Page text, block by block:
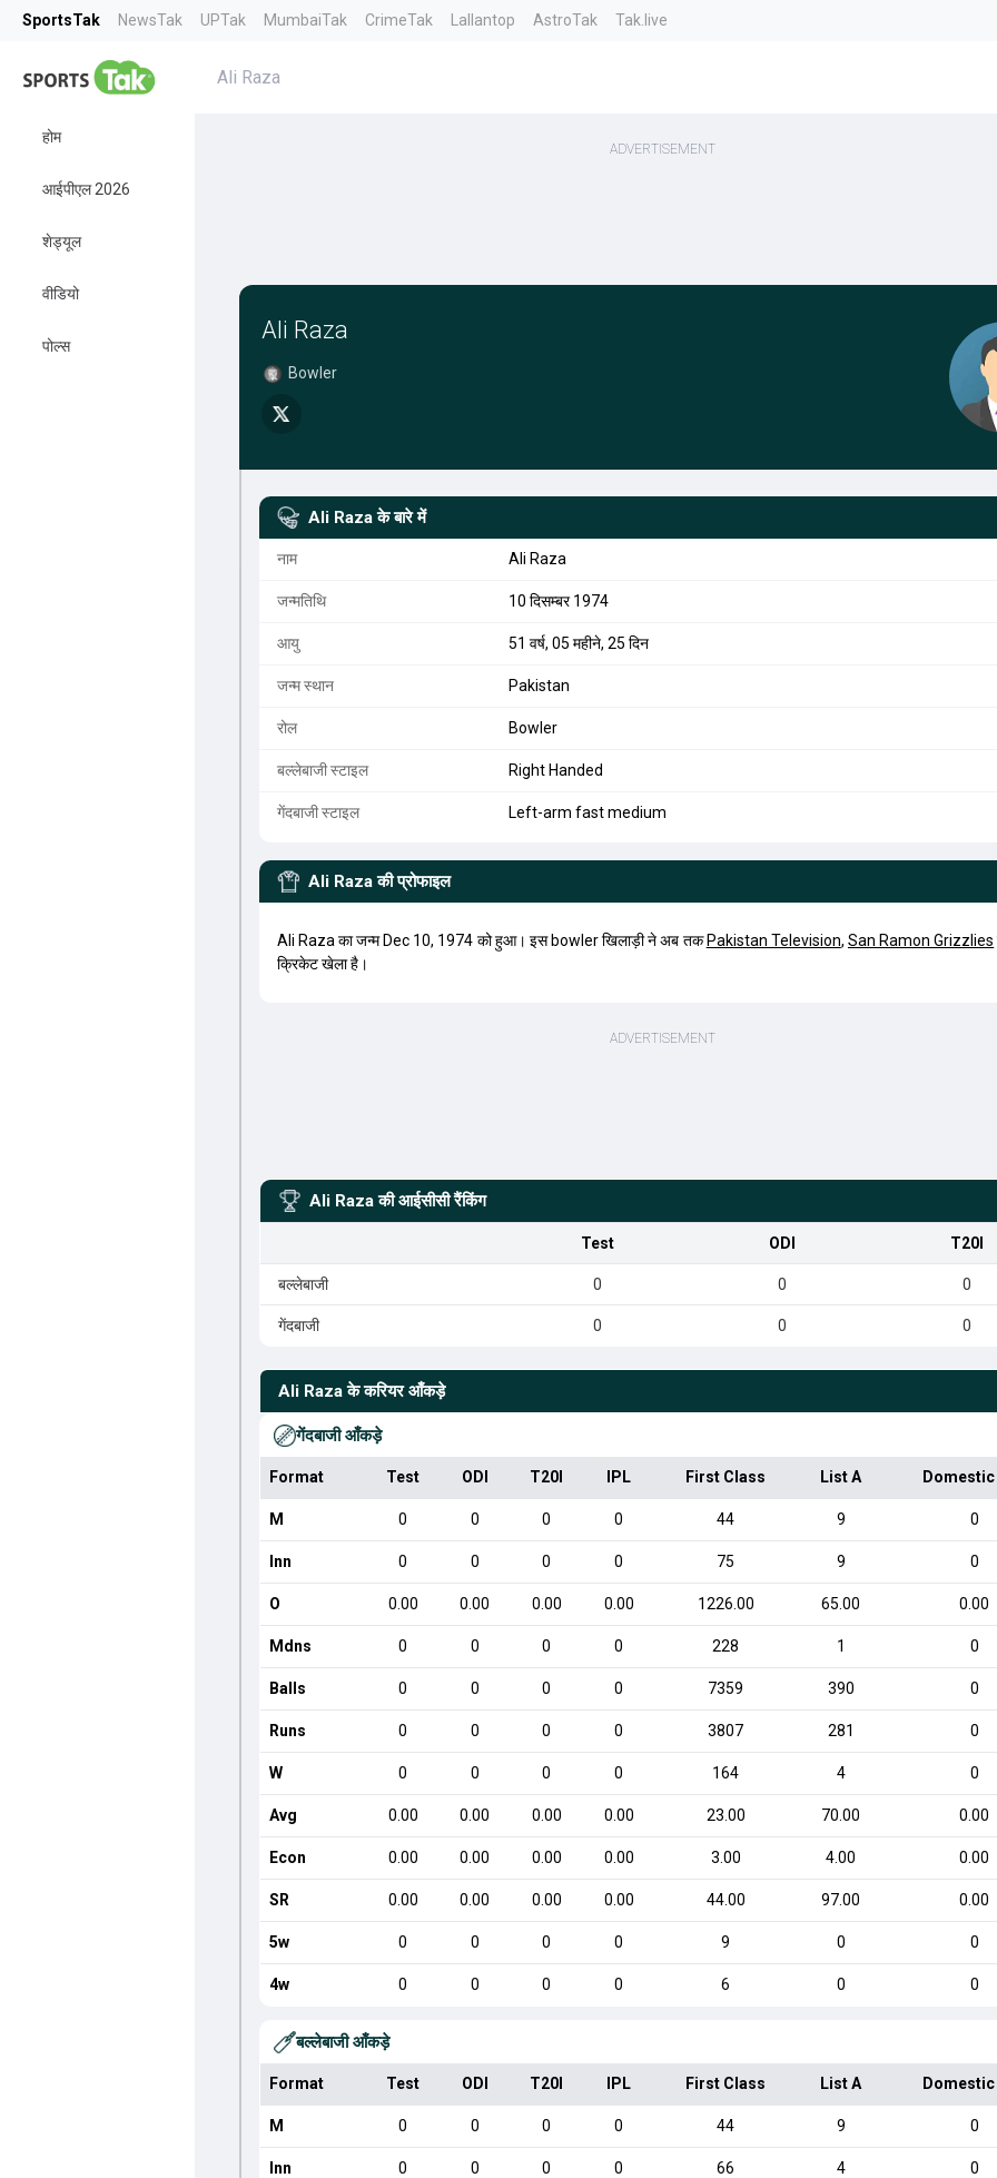
SportsTak NewsTak UPTak MumbaiTak CrimeTak Lallantop AstroTak Tak.live
होम
आईपीएल 2026
शेड्यूल
वीडियो
पोल्स
Ali Raza
Ali Raza
Bowler
Ali Raza के बारे में
नाम Ali Raza
जन्मतिथि 10 दिसम्बर 1974
आयु 51 वर्ष, 05 महीने, 25 दिन
जन्म स्थान Pakistan
रोल Bowler
बल्लेबाजी स्टाइल Right Handed
गेंदबाजी स्टाइल Left-arm fast medium
Ali Raza की प्रोफाइल
Ali Raza का जन्म Dec 10, 1974 को हुआ। इस bowler खिलाड़ी ने अब तक Pakistan Television, San Ramon Grizzlies
क्रिकेट खेला है।
Ali Raza की आईसीसी रैंकिंग
Test ODI T20I
बल्लेबाजी 0 0 0
गेंदबाजी 0 0 0
Ali Raza के करियर आँकड़े
गेंदबाजी आँकड़े
Format Test ODI T20I IPL First Class List A
M 0 0 0 0 44 9 0
Inn 0 0 0 0 75 9 0
O 0.00 0.00 0.00 0.00 1226.00 65.00 0.00
Mdns 0 0 0 0 228 1 0
Balls 0 0 0 0 7359 390 0
Runs 0 0 0 0 3807 281 0
W 0 0 0 0 164 4 0
Avg 0.00 0.00 0.00 0.00 23.00 70.00 0.00
Econ 0.00 0.00 0.00 0.00 3.00 4.00 0.00
SR 0.00 0.00 0.00 0.00 44.00 97.00 0.00
5w 0 0 0 0 9 0 0
4w 0 0 0 0 6 0 0
बल्लेबाजी आँकड़े
Format Test ODI T20I IPL First Class List A
M 0 0 0 0 44 9 0
Inn 0 0 0 0 66 4 0